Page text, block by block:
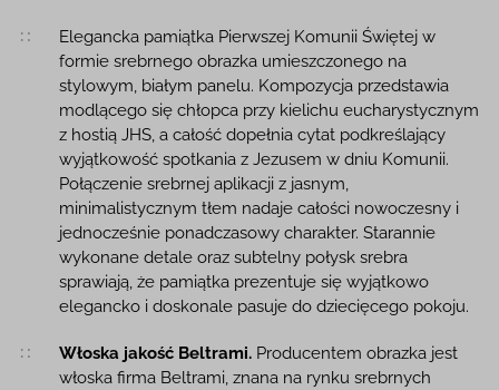
Opis produktu
Elegancka pamiątka Pierwszej Komunii Świętej w
formie srebrnego obrazka umieszczonego na
stylowym, białym panelu. Kompozycja przedstawia
modlącego się chłopca przy kielichu eucharystycznym
z hostią JHS, a całość dopełnia cytat podkreślający
wyjątkowość spotkania z Jezusem w dniu Komunii.
Połączenie srebrnej aplikacji z jasnym,
minimalistycznym tłem nadaje całości nowoczesny i
jednocześnie ponadczasowy charakter. Starannie
wykonane detale oraz subtelny połysk srebra
sprawiają, że pamiątka prezentuje się wyjątkowo
elegancko i doskonale pasuje do dziecięcego pokoju.
Włoska jakość Beltrami.Producentem obrazka jest
włoska firma Beltrami, znana na rynku srebrnych